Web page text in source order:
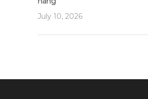
July 10, 2026